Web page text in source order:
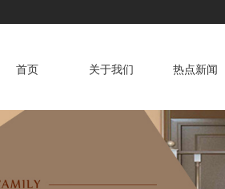
首页 关于我们 热点新闻